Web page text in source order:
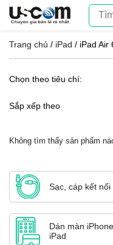
Trang chủ / iPad / iPad Air
Chọn theo tiêu chí:
Sắp xếp theo
Không tìm thấy sản phẩm
Sạc, cáp kết nối
Dán màn
iPad